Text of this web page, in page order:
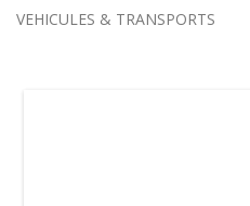
VEHICULES & TRANSPORTS